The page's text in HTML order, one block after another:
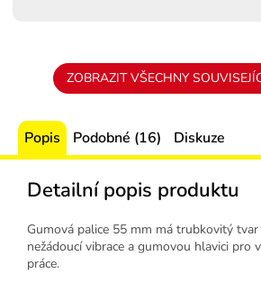
ZOBRAZIT VŠECHNY
Popis Podobné (16) Diskuze
Detailní popis produktu
Gumová palice 55 mm má trubkovitý
nežádoucí vibrace a gumovou hlavici pro
práce.